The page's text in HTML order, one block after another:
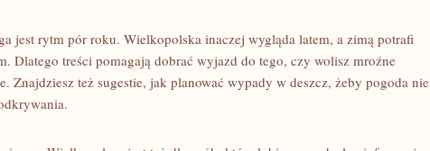
jest rytm pór roku. Wielkopolska inaczej wygląda latem, a zimą potrafi
Dlatego treści pomagają dobrać wyjazd do tego, czy wolisz mroźne
Znajdziesz też sugestie, jak planować wypady w deszcz, żeby pogoda nie